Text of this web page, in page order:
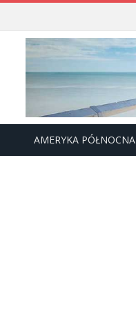
AMERYKA PÓŁNOCNA